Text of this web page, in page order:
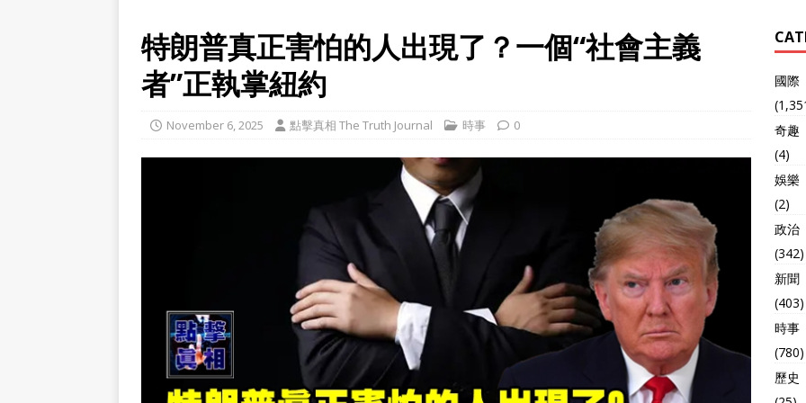
特朗普真正害怕的人出現了？一個“社會主義
者”正執掌紐約
November 6, 2025 點擊真相 The Truth Journal 時事 0
國際
奇趣
(4)
娛樂
(2)
政治
(342)
新聞
(403)
時事
(780)
歷史